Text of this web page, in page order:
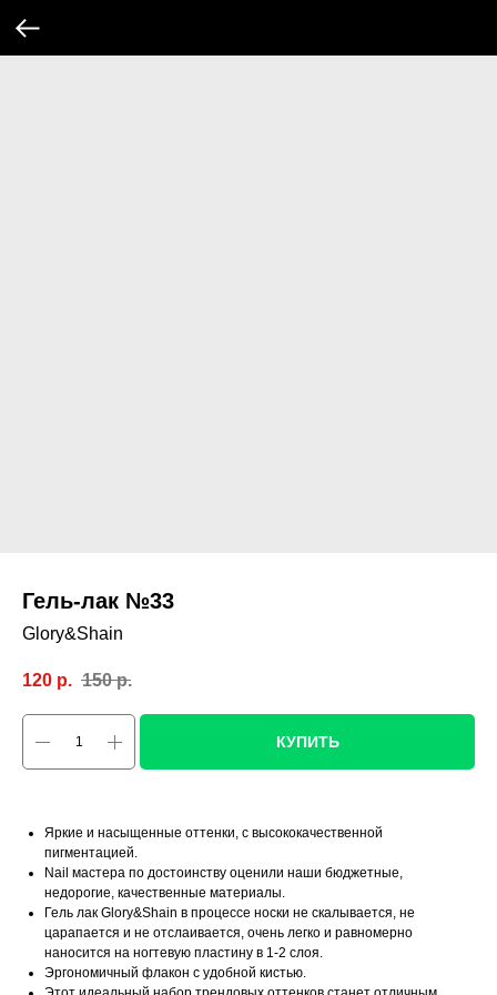
Гель-лак №33
Glory&Shain
120 р. 150 р.
КУПИТЬ
Яркие и насыщенные оттенки, с высококачественной
пигментацией.
Nail мастера по достоинству оценили наши бюджетные,
недорогие, качественные материалы.
Гель лак Glory&Shain в процессе носки не скалывается, не
царапается и не отслаивается, очень легко и равномерно
наносится на ногтевую пластину в 1-2 слоя.
Эргономичный флакон с удобной кистью.